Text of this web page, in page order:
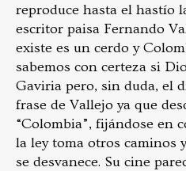
reproduce hasta el hastío
escritor paisa Fernando
existe es un cerdo y
sabemos con certeza si
Gaviria pero, sin duda, el
frase de Vallejo ya que
“Colombia”, fijándose en
la ley toma otros caminos
se desvanece. Su cine